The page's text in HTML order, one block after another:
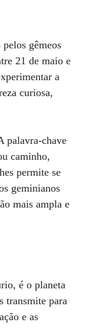
gêmeos
21 de maio e
a
curiosa,
palavra-chave
caminho,
permite se
geminianos
mais ampla e
é o planeta
transmite para
e as